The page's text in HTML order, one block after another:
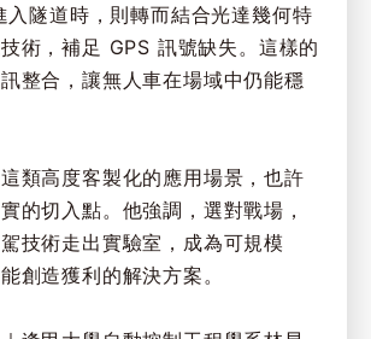
入隧道時，則轉而結合光達幾何特
術，補足 GPS 訊號缺失。這樣的
整合，讓無人車在場域中仍能穩
類高度客製化的應用場景，也許
的切入點。他強調，選對戰場，
技術走出實驗室，成為可規模
創造獲利的解決方案。